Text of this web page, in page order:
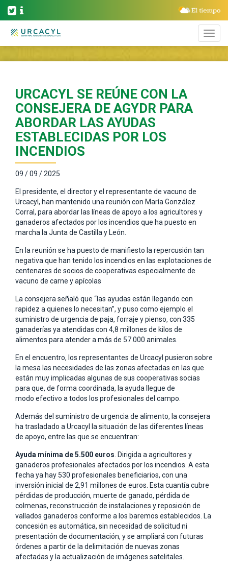
URCACYL SE REÚNE CON LA
CONSEJERA DE AGYDR PARA
ABORDAR LAS AYUDAS
ESTABLECIDAS POR LOS
INCENDIOS
09 / 09 / 2025
El presidente, el director y el representante de vacuno de
Urcacyl, han mantenido una reunión con María González
Corral, para abordar las líneas de apoyo a los agricultores y
ganaderos afectados por los incendios que ha puesto en
marcha la Junta de Castilla y León.
En la reunión se ha puesto de manifiesto la repercusión tan
negativa que han tenido los incendios en las explotaciones de
centenares de socios de cooperativas especialmente de
vacuno de carne y apícolas
La consejera señaló que “las ayudas están llegando con
rapidez a quienes lo necesitan”, y puso como ejemplo el
suministro de urgencia de paja, forraje y pienso, con 335
ganaderías ya atendidas con 4,8 millones de kilos de
alimentos para atender a más de 57.000 animales.
En el encuentro, los representantes de Urcacyl pusieron sobre
la mesa las necesidades de las zonas afectadas en las que
están muy implicadas algunas de sus cooperativas socias
para que, de forma coordinada, la ayuda llegue de
modo efectivo a todos los profesionales del campo.
Además del suministro de urgencia de alimento, la consejera
ha trasladado a Urcacyl la situación de las diferentes líneas
de apoyo, entre las que se encuentran:
Ayuda mínima de 5.500 euros . Dirigida a agricultores y
ganaderos profesionales afectados por los incendios. A esta
fecha ya hay 530 profesionales beneficiarios, con una
inversión inicial de 2,91 millones de euros. Esta cuantía cubre
pérdidas de producción, muerte de ganado, pérdida de
colmenas, reconstrucción de instalaciones y reposición de
vallados ganaderos conforme a los baremos establecidos. La
concesión es automática, sin necesidad de solicitud ni
presentación de documentación, y se ampliará con futuras
órdenes a partir de la delimitación de nuevas zonas
afectadas y la actualización de imágenes satelitales.